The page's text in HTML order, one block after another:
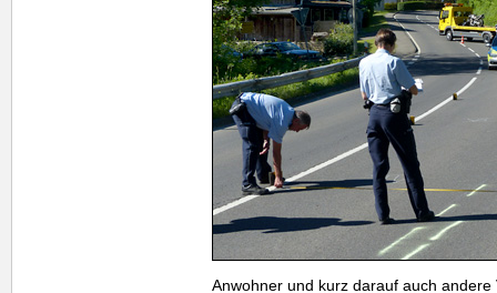
Anwohner und kurz darauf auch